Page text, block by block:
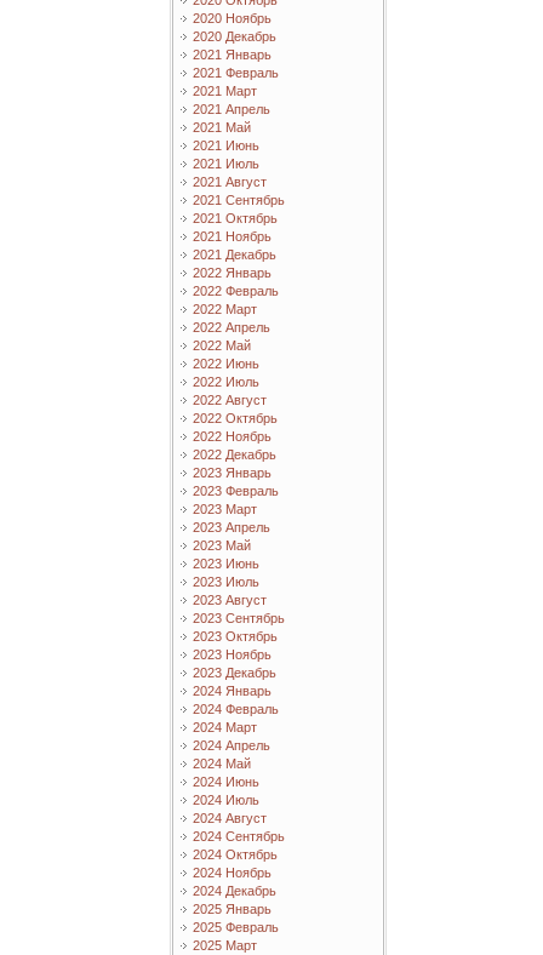
2020 Ноябрь
2020 Декабрь
2021 Январь
2021 Февраль
2021 Март
2021 Апрель
2021 Май
2021 Июнь
2021 Июль
2021 Август
2021 Сентябрь
2021 Октябрь
2021 Ноябрь
2021 Декабрь
2022 Январь
2022 Февраль
2022 Март
2022 Апрель
2022 Май
2022 Июнь
2022 Июль
2022 Август
2022 Октябрь
2022 Ноябрь
2022 Декабрь
2023 Январь
2023 Февраль
2023 Март
2023 Апрель
2023 Май
2023 Июнь
2023 Июль
2023 Август
2023 Сентябрь
2023 Октябрь
2023 Ноябрь
2023 Декабрь
2024 Январь
2024 Февраль
2024 Март
2024 Апрель
2024 Май
2024 Июнь
2024 Июль
2024 Август
2024 Сентябрь
2024 Октябрь
2024 Ноябрь
2024 Декабрь
2025 Январь
2025 Февраль
2025 Март